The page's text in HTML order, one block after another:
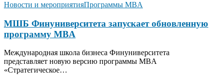
Новости и мероприятияПрограммы MBA
МШБ Финуниверситета запускает обновленную
программу MBA
Международная школа бизнеса Финуниверситета
представляет новую версию программы MBA
«Стратегическое…